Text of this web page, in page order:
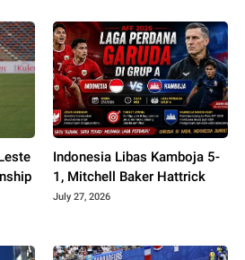
Indonesia Libas Kamboja 5-
1, Mitchell Baker Hattrick
July 27, 2026